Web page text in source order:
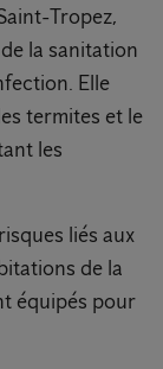
Tropez,
la sanitation
Elle
termites et le
les
liés aux
de la
équipés pour